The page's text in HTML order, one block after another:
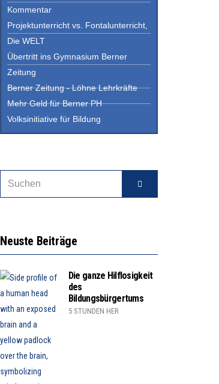
Kommentar
Projektunterricht vs. Fontalunterricht,
Die WELT
Übertritt ins Gymnasium Berner
Zeitung
Berner Zeitung - Löhne Lehrkräfte
Mehr Geld für Berner PH
Volksinitiative für Bildung
Neuste Beiträge
Die ganze Hilflosigkeit
des
Bildungsbürgertums
5 STUNDEN HER